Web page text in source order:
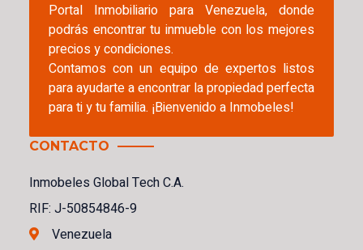
Portal Inmobiliario para Venezuela, donde
podrás encontrar tu inmueble con los mejores
precios y condiciones.
Contamos con un equipo de expertos listos
para ayudarte a encontrar la propiedad perfecta
para ti y tu familia. ¡Bienvenido a Inmobeles!
CONTACTO
Inmobeles Global Tech C.A.
RIF: J-50854846-9
Venezuela